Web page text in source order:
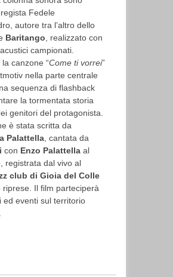
Fedele
autore tra l’altro dello
Baritango , realizzato con
campionati.
canzone “Come ti vorrei”
nella parte centrale
sequenza di flashback
la tormentata storia
genitori del protagonista.
è stata scritta da
Palattella , cantata da
con Enzo Palattella al
registrata dal vivo al
club di Gioia del Colle
riprese. Il film parteciperà
ed eventi sul territorio